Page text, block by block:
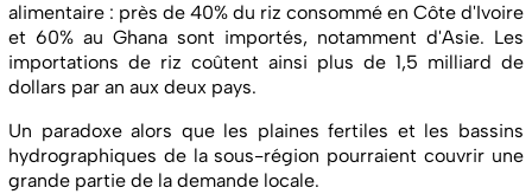
alimentaire : près de 40% du riz consommé en Côte d'Ivoire
et 60% au Ghana sont importés, notamment d'Asie. Les
importations de riz coûtent ainsi plus de 1,5 milliard de
dollars par an aux deux pays.
Un paradoxe alors que les plaines fertiles et les bassins
hydrographiques de la sous-région pourraient couvrir une
grande partie de la demande locale.